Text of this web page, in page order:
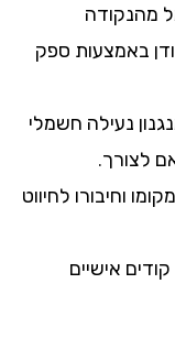
ספק
נעילה חשמלי
לחיווט
אישיים